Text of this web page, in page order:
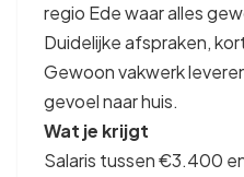
regio Ede waar alles
Duidelijke afspraken,
Gewoon vakwerk
gevoel naar huis.
Wat je krijgt
Salaris tussen €3.400